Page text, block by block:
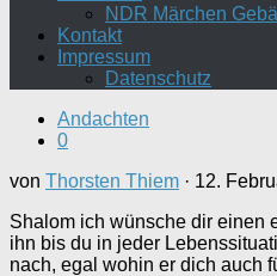
NDR Märchen
Kontakt
Impressum
Datenschutz
Andachten
0
von Thorsten Thiem · 12.
Shalom ich wünsche dir einen
ihn bis du in jeder
nach, egal wohin er dich auch